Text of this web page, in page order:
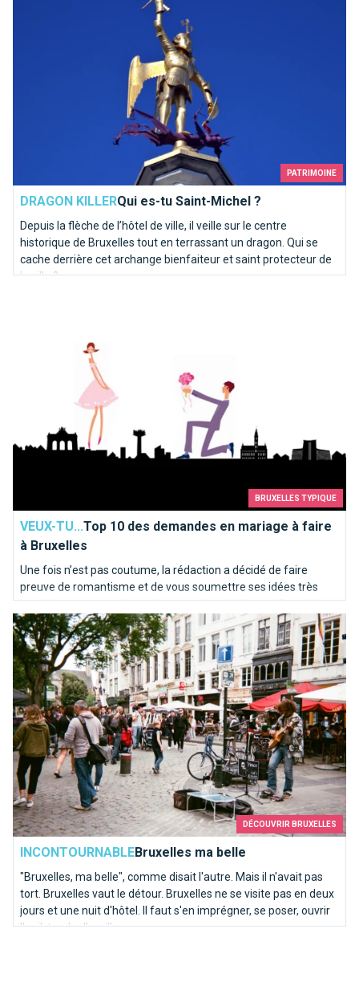
PATRIMOINE
DRAGON KILLERQui es-tu Saint-Michel ?
Depuis la flèche de l’hôtel de ville, il veille sur le centre
historique de Bruxelles tout en terrassant un dragon. Qui se
cache derrière cet archange bienfaiteur et saint protecteur de
la ville ?
BRUXELLES TYPIQUE
VEUX-TU...Top 10 des demandes en mariage à faire
à Bruxelles
Une fois n’est pas coutume, la rédaction a décidé de faire
preuve de romantisme et de vous soumettre ses idées très
inspirées pour une demande en mariage idyllique à Bruxelles.
Voici notre “Top 10” des endroits où poser le genou par terre…
DÉCOUVRIR BRUXELLES
INCONTOURNABLEBruxelles ma belle
"Bruxelles, ma belle", comme disait l'autre. Mais il n'avait pas
tort. Bruxelles vaut le détour. Bruxelles ne se visite pas en deux
jours et une nuit d'hôtel. Il faut s'en imprégner, se poser, ouvrir
l'oeil, tendre l'oreille.
Bruxelles ma belle